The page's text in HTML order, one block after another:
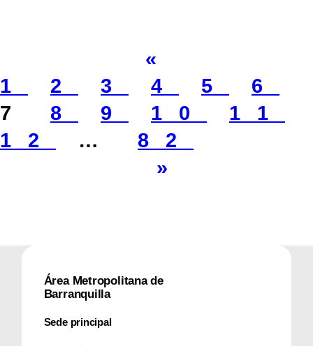
«
1
2 3 4 5
6
7
8 9 10
11
12
…
82
»
Área Metropolitana de
Barranquilla
Sede principal